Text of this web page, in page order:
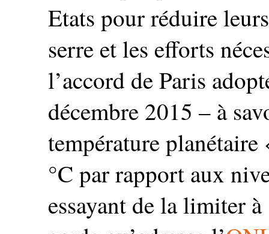
Etats pour réduire
serre et les efforts
l’accord de Paris
décembre 2015 – à
température planétaire
°C par rapport aux
essayant de la limiter